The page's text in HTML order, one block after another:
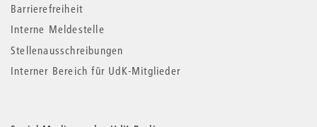
Barrierefreiheit
Interne Meldestelle
Stellenausschreibungen
Interner Bereich für UdK-Mitglieder